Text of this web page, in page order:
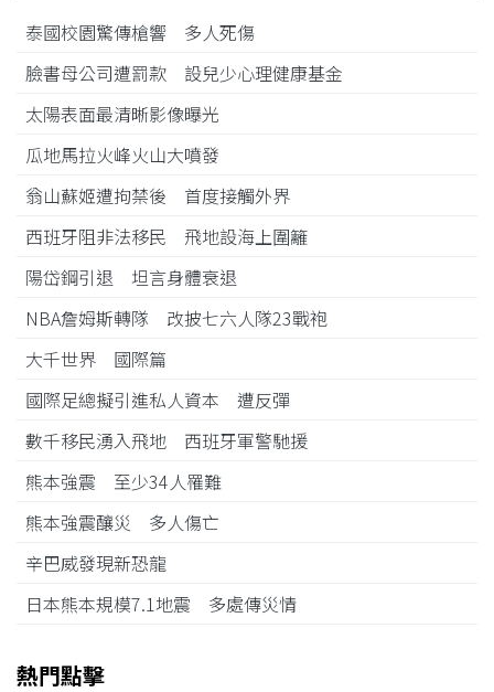
泰國校園驚傳槍響 多人死傷
臉書母公司遭罰款 設兒少心理健康基金
太陽表面最清晰影像曝光
瓜地馬拉火峰火山大噴發
翁山蘇姬遭拘禁後 首度接觸外界
西班牙阻非法移民 飛地設海上圍籬
陽岱鋼引退 坦言身體衰退
NBA詹姆斯轉隊 改披七六人隊23戰袍
大千世界 國際篇
國際足總擬引進私人資本 遭反彈
數千移民湧入飛地 西班牙軍警馳援
熊本強震 至少34人罹難
熊本強震釀災 多人傷亡
辛巴威發現新恐龍
日本熊本規模7.1地震 多處傳災情
熱門點擊